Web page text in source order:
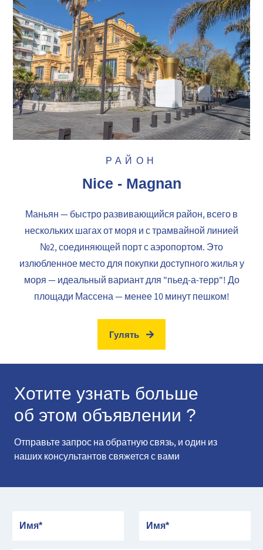
РАЙОН
Nice - Magnan
Маньян — быстро развивающийся район, всего в
нескольких шагах от моря и с трамвайной линией
№2, соединяющей порт с аэропортом. Это
излюбленное место для покупки доступного жилья у
моря — идеальный вариант для "пьед-а-терр"! До
площади Массена — менее 10 минут пешком!
Гулять
Хотите узнать больше
об этом объявлении ?
Отправьте запрос на обратную связь, и один из
наших консультантов свяжется с вами